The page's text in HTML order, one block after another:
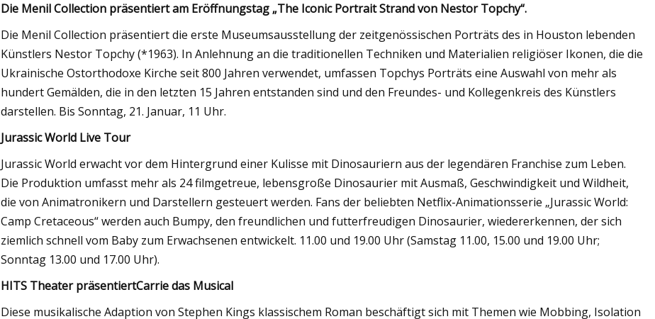
Die Menil Collection präsentiert am Eröffnungstag „The Iconic Portrait Strand von Nestor Topchy“.
Die Menil Collection präsentiert die erste Museumsausstellung der zeitgenössischen Porträts des in Houston lebenden
Künstlers Nestor Topchy (*1963). In Anlehnung an die traditionellen Techniken und Materialien religiöser Ikonen, die die
Ukrainische Ostorthodoxe Kirche seit 800 Jahren verwendet, umfassen Topchys Porträts eine Auswahl von mehr als
hundert Gemälden, die in den letzten 15 Jahren entstanden sind und den Freundes- und Kollegenkreis des Künstlers
darstellen. Bis Sonntag, 21. Januar, 11 Uhr.
Jurassic World Live Tour
Jurassic World erwacht vor dem Hintergrund einer Kulisse mit Dinosauriern aus der legendären Franchise zum Leben.
Die Produktion umfasst mehr als 24 filmgetreue, lebensgroße Dinosaurier mit Ausmaß, Geschwindigkeit und Wildheit,
die von Animatronikern und Darstellern gesteuert werden. Fans der beliebten Netflix-Animationsserie „Jurassic World:
Camp Cretaceous“ werden auch Bumpy, den freundlichen und futterfreudigen Dinosaurier, wiedererkennen, der sich
ziemlich schnell vom Baby zum Erwachsenen entwickelt. 11.00 und 19.00 Uhr (Samstag 11.00, 15.00 und 19.00 Uhr;
Sonntag 13.00 und 17.00 Uhr).
HITS Theater präsentiertCarrie das Musical
Diese musikalische Adaption von Stephen Kings klassischem Roman beschäftigt sich mit Themen wie Mobbing, Isolation